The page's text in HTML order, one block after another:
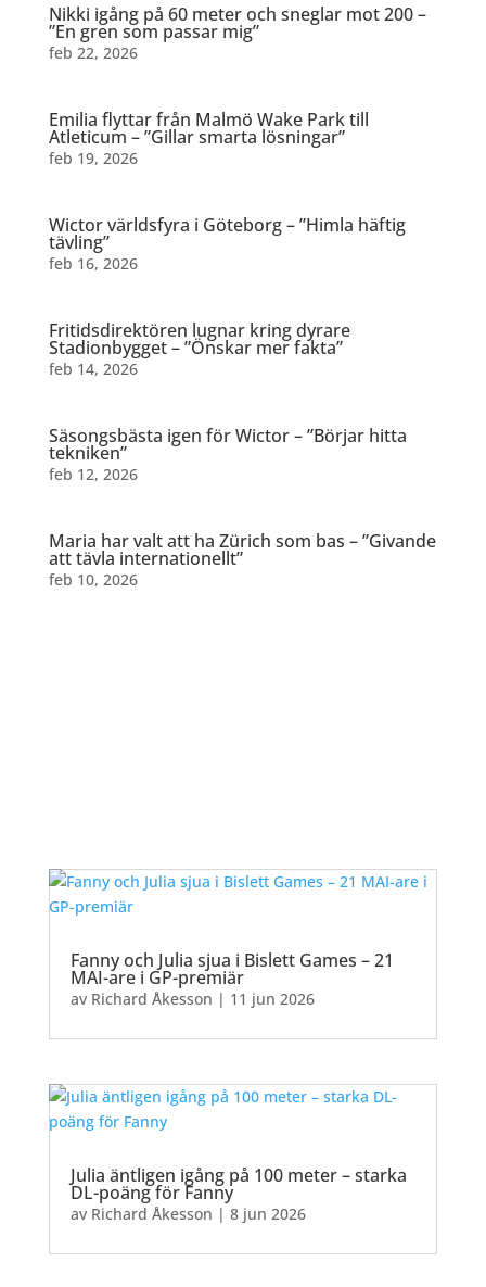
Nikki igång på 60 meter och sneglar mot 200 –
”En gren som passar mig”
feb 22, 2026
Emilia flyttar från Malmö Wake Park till
Atleticum – ”Gillar smarta lösningar”
feb 19, 2026
Wictor världsfyra i Göteborg – ”Himla häftig
tävling”
feb 16, 2026
Fritidsdirektören lugnar kring dyrare
Stadionbygget – ”Önskar mer fakta”
feb 14, 2026
Säsongsbästa igen för Wictor – ”Börjar hitta
tekniken”
feb 12, 2026
Maria har valt att ha Zürich som bas – ”Givande
att tävla internationellt”
feb 10, 2026
Fanny och Julia sjua i Bislett Games – 21
MAI-are i GP-premiär
av Richard Åkesson | 11 jun 2026
Julia äntligen igång på 100 meter – starka
DL-poäng för Fanny
av Richard Åkesson | 8 jun 2026